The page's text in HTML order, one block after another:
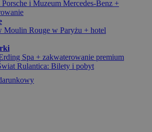
i Muzeum Mercedes-Benz +
Moulin Rouge w Paryżu + hotel
Spa + zakwaterowanie premium
Rulantica: Bilety i pobyt